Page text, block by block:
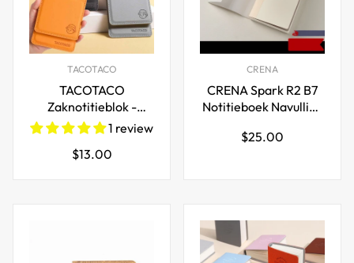
TACOTACO
TACOTACO
Zaknotitieblok -
3,15x5,51 Inch
Notitieboek 80
Pagina's
1 review
Normale
$13.00
CRENA
CRENA Spark R2 B7
Notitieboek Navulling
Geschikt voor Vulpen |
Normale
$25.00